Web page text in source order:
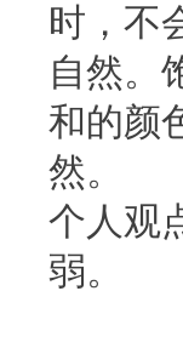
时，不
自然。
和的颜
然。
个人观
弱。
饱和